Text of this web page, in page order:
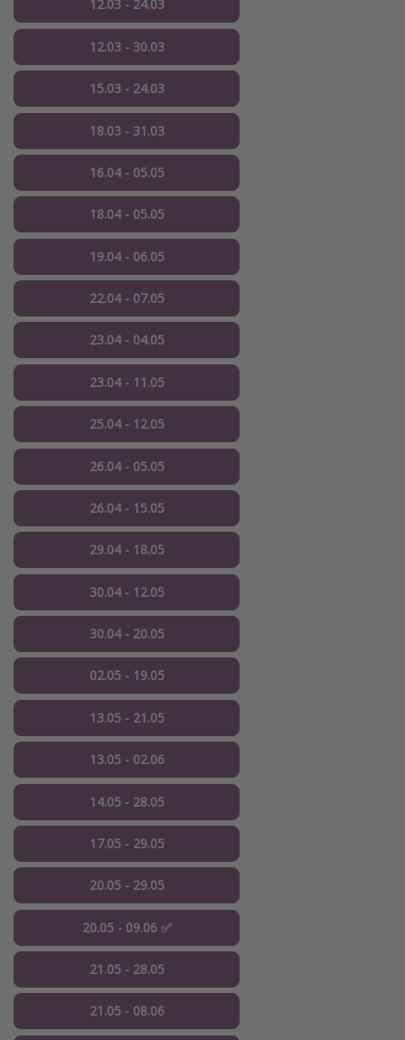
12.03 - 24.03
12.03 - 30.03
15.03 - 24.03
18.03 - 31.03
16.04 - 05.05
18.04 - 05.05
19.04 - 06.05
22.04 - 07.05
23.04 - 04.05
23.04 - 11.05
25.04 - 12.05
26.04 - 05.05
26.04 - 15.05
29.04 - 18.05
30.04 - 12.05
30.04 - 20.05
02.05 - 19.05
13.05 - 21.05
13.05 - 02.06
14.05 - 28.05
17.05 - 29.05
20.05 - 29.05
20.05 - 09.06 ✅
21.05 - 28.05
21.05 - 08.06